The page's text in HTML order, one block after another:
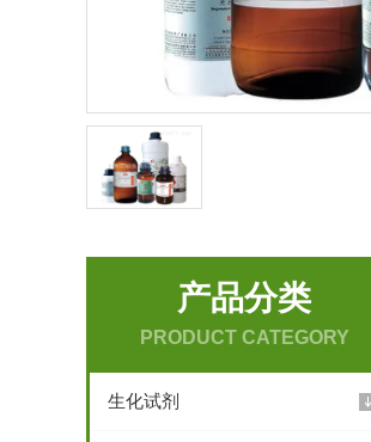
产品分类
PRODUCT CATEGORY
生化试剂